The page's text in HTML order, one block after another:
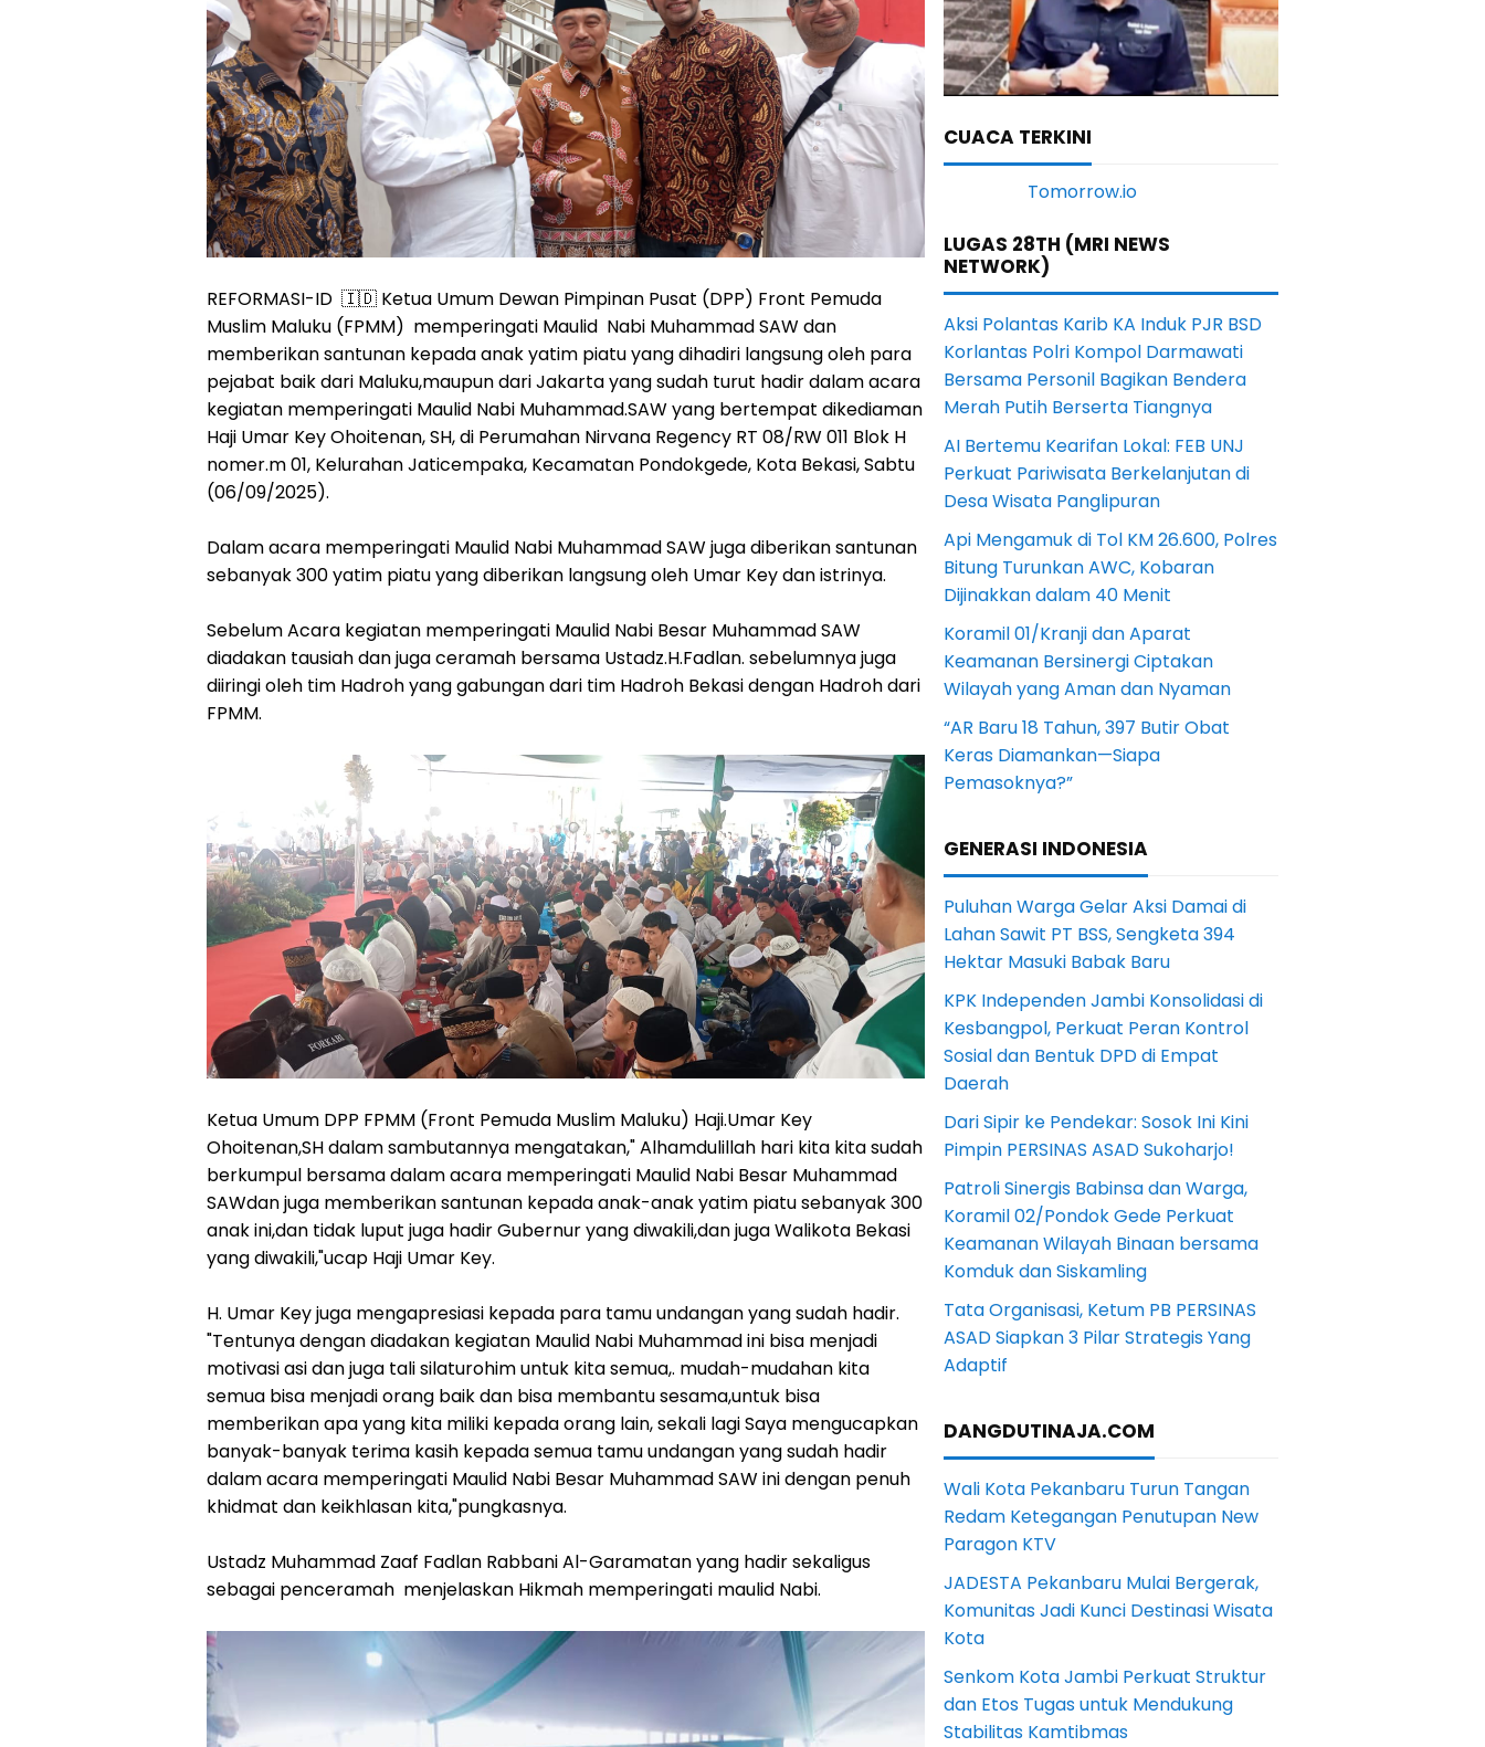
REFORMASI-ID 🇮🇩 Ketua Umum Dewan Pimpinan Pusat (DPP) Front Pemuda
Muslim Maluku (FPMM) memperingati Maulid Nabi Muhammad SAW dan
memberikan santunan kepada anak yatim piatu yang dihadiri langsung oleh para
pejabat baik dari Maluku,maupun dari Jakarta yang sudah turut hadir dalam acara
kegiatan memperingati Maulid Nabi Muhammad.SAW yang bertempat dikediaman
Haji Umar Key Ohoitenan, SH, di Perumahan Nirvana Regency RT 08/RW 011 Blok H
nomer.m 01, Kelurahan Jaticempaka, Kecamatan Pondokgede, Kota Bekasi, Sabtu
(06/09/2025).
Dalam acara memperingati Maulid Nabi Muhammad SAW juga diberikan santunan
sebanyak 300 yatim piatu yang diberikan langsung oleh Umar Key dan istrinya.
Sebelum Acara kegiatan memperingati Maulid Nabi Besar Muhammad SAW
diadakan tausiah dan juga ceramah bersama Ustadz.H.Fadlan. sebelumnya juga
diiringi oleh tim Hadroh yang gabungan dari tim Hadroh Bekasi dengan Hadroh dari
FPMM.
Ketua Umum DPP FPMM (Front Pemuda Muslim Maluku) Haji.Umar Key
Ohoitenan,SH dalam sambutannya mengatakan," Alhamdulillah hari kita kita sudah
berkumpul bersama dalam acara memperingati Maulid Nabi Besar Muhammad
SAWdan juga memberikan santunan kepada anak-anak yatim piatu sebanyak 300
anak ini,dan tidak luput juga hadir Gubernur yang diwakili,dan juga Walikota Bekasi
yang diwakili,"ucap Haji Umar Key.
H. Umar Key juga mengapresiasi kepada para tamu undangan yang sudah hadir.
"Tentunya dengan diadakan kegiatan Maulid Nabi Muhammad ini bisa menjadi
motivasi asi dan juga tali silaturohim untuk kita semua,. mudah-mudahan kita
semua bisa menjadi orang baik dan bisa membantu sesama,untuk bisa
memberikan apa yang kita miliki kepada orang lain, sekali lagi Saya mengucapkan
banyak-banyak terima kasih kepada semua tamu undangan yang sudah hadir
dalam acara memperingati Maulid Nabi Besar Muhammad SAW ini dengan penuh
khidmat dan keikhlasan kita,"pungkasnya.
Ustadz Muhammad Zaaf Fadlan Rabbani Al-Garamatan yang hadir sekaligus
sebagai penceramah menjelaskan Hikmah memperingati maulid Nabi.
CUACA TERKINI
LUGAS 28TH (MRI NEWS
NETWORK)
Aksi Polantas Karib KA Induk PJR BSD
Korlantas Polri Kompol Darmawati
Bersama Personil Bagikan Bendera
Merah Putih Berserta Tiangnya
AI Bertemu Kearifan Lokal: FEB UNJ
Perkuat Pariwisata Berkelanjutan di
Desa Wisata Panglipuran
Api Mengamuk di Tol KM 26.600, Polres
Bitung Turunkan AWC, Kobaran
Dijinakkan dalam 40 Menit
Koramil 01/Kranji dan Aparat
Keamanan Bersinergi Ciptakan
Wilayah yang Aman dan Nyaman
“AR Baru 18 Tahun, 397 Butir Obat
Keras Diamankan—Siapa
Pemasoknya?”
GENERASI INDONESIA
Puluhan Warga Gelar Aksi Damai di
Lahan Sawit PT BSS, Sengketa 394
Hektar Masuki Babak Baru
KPK Independen Jambi Konsolidasi di
Kesbangpol, Perkuat Peran Kontrol
Sosial dan Bentuk DPD di Empat
Daerah
Dari Sipir ke Pendekar: Sosok Ini Kini
Pimpin PERSINAS ASAD Sukoharjo!
Patroli Sinergis Babinsa dan Warga,
Koramil 02/Pondok Gede Perkuat
Keamanan Wilayah Binaan bersama
Komduk dan Siskamling
Tata Organisasi, Ketum PB PERSINAS
ASAD Siapkan 3 Pilar Strategis Yang
Adaptif
DANGDUTINAJA.COM
Wali Kota Pekanbaru Turun Tangan
Redam Ketegangan Penutupan New
Paragon KTV
JADESTA Pekanbaru Mulai Bergerak,
Komunitas Jadi Kunci Destinasi Wisata
Kota
Senkom Kota Jambi Perkuat Struktur
dan Etos Tugas untuk Mendukung
Stabilitas Kamtibmas